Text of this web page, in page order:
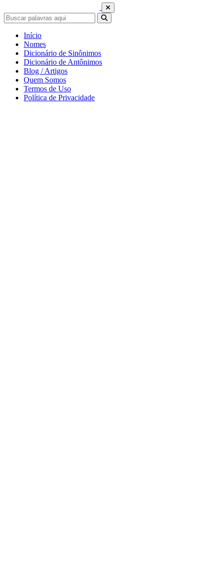
Início
Nomes
Dicionário de Sinônimos
Dicionário de Antônimos
Blog / Artigos
Quem Somos
Termos de Uso
Política de Privacidade